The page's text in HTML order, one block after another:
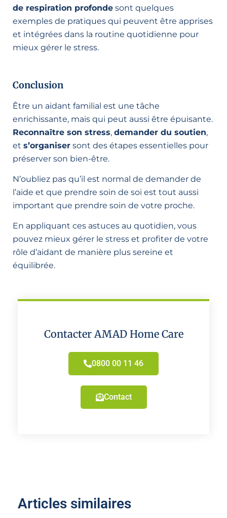
de respiration profonde sont quelques
exemples de pratiques qui peuvent être apprises
et intégrées dans la routine quotidienne pour
mieux gérer le stress.
Conclusion
Être un aidant familial est une tâche
enrichissante, mais qui peut aussi être épuisante.
Reconnaître son stress, demander du soutien,
et s’organiser sont des étapes essentielles pour
préserver son bien-être.
N’oubliez pas qu’il est normal de demander de
l’aide et que prendre soin de soi est tout aussi
important que prendre soin de votre proche.
En appliquant ces astuces au quotidien, vous
pouvez mieux gérer le stress et profiter de votre
rôle d’aidant de manière plus sereine et
équilibrée.
Contacter AMAD Home Care
0800 00 11 46
Contact
Articles similaires